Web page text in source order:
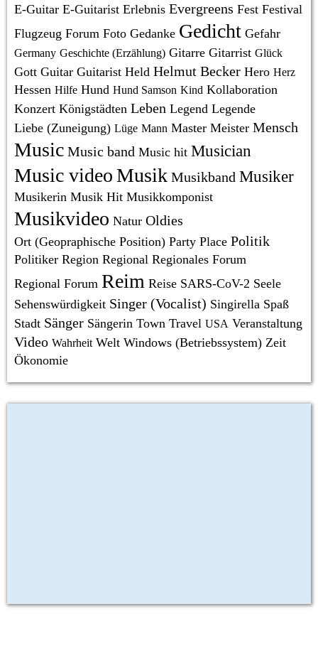
E-Guitar E-Guitarist Erlebnis Evergreens Fest Festival
Flugzeug Forum Foto Gedanke Gedicht Gefahr
Germany Geschichte (Erzählung) Gitarre Gitarrist Glück
Gott Guitar Guitarist Held Helmut Becker Hero Herz
Hessen Hilfe Hund Hund Samson Kind Kollaboration
Konzert Königstädten Leben Legend Legende
Liebe (Zuneigung) Lüge Mann Master Meister Mensch
Music Music band Music hit Musician
Music videoMusik Musikband Musiker
Musikerin Musik Hit Musikkomponist
Musikvideo Natur Oldies
Ort (Geopraphische Position) Party Place Politik
Politiker Region Regional Regionales Forum
Regional Forum Reim Reise SARS-CoV-2 Seele
Sehenswürdigkeit Singer (Vocalist) Singirella Spaß
Stadt Sänger Sängerin Town Travel USA Veranstaltung
Video Wahrheit Welt Windows (Betriebssystem) Zeit
Ökonomie